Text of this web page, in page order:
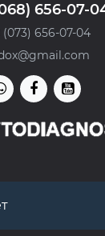
656-07-
(073) 656-07-04